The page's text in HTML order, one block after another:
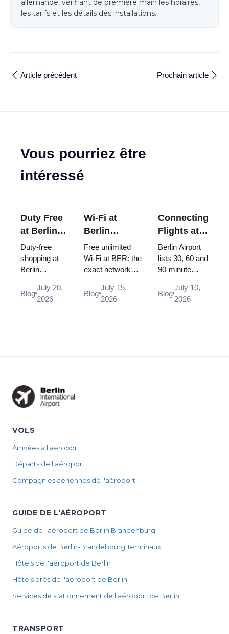
allemande, vérifiant de première main les horaires,
les tarifs et les détails des installations.
Article précédent Prochain article
Vous pourriez être
intéressé
Duty Free
at Berlin
Airport
(BER):
Shops,
Locations
& Rules
Duty-free
shopping at
Berlin
Airport (BER):
Heinemann
Blog
July 20,
2026
Wi-Fi at
Berlin
Brandenburg
Airport
(BER): Free,
Unlimited
and How to
Free unlimited
Wi-Fi at BER: the
exact network
in, where the
desks and power
Blog
July 15,
2026
Connecting
Flights at
Berlin
Airport
(BER):
Minimum
Connection
Berlin Airport
lists 30, 60 and
90-minute
connection
times, but BER
Blog
July 10,
2026
VOLS
Arrivées à l'aéroport
Départs de l'aéroport
Compagnies aériennes de l'aéroport
GUIDE DE L'AÉROPORT
Guide de l'aéroport de Berlin Brandenburg
Aéroports de Berlin-Brandebourg Terminaux
Hôtels de l'aéroport de Berlin
Hôtels près de l'aéroport de Berlin
Services de stationnement de l'aéroport de Berlin
TRANSPORT